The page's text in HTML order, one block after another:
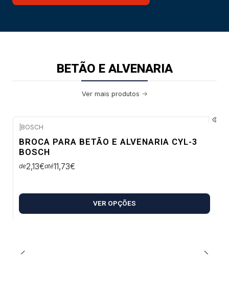
BETÃO E ALVENARIA
Ver mais produtos
BOSCH
BROCA PARA BETÃO E ALVENARIA CYL-3
BOSCH
de2,13€até11,73€
VER OPÇÕES